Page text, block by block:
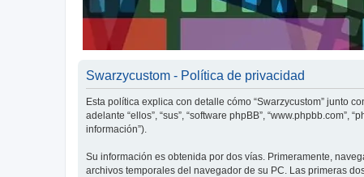
Swarzycustom - Política de privacidad
Esta política explica con detalle cómo “Swarzycustom” junto
adelante “ellos”, “sus”, “software phpBB”,
información”).
Su información es obtenida por dos vías. Primeramente,
archivos temporales del navegador de su PC. Las primeras